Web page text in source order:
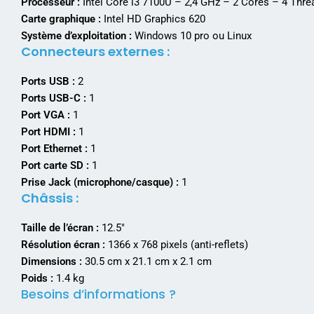
Carte graphique : Intel HD Graphics 620
Système d’exploitation : Windows 10 pro ou Linux
Connecteurs externes :
Ports USB : 2
Ports USB-C : 1
Port VGA : 1
Port HDMI : 1
Port Ethernet : 1
Port carte SD : 1
Prise Jack (microphone/casque) : 1
Châssis :
Taille de l’écran : 12.5″
Résolution écran : 1366 x 768 pixels (anti-reflets)
Dimensions : 30.5 cm x 21.1 cm x 2.1 cm
Poids : 1.4 kg
Besoins d’informations ?